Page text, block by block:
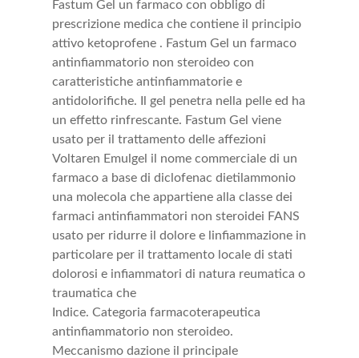
Fastum Gel un farmaco con obbligo di
prescrizione medica che contiene il principio
attivo ketoprofene . Fastum Gel un farmaco
antinfiammatorio non steroideo con
caratteristiche antinfiammatorie e
antidolorifiche. Il gel penetra nella pelle ed ha
un effetto rinfrescante. Fastum Gel viene
usato per il trattamento delle affezioni
Voltaren Emulgel il nome commerciale di un
farmaco a base di diclofenac dietilammonio
una molecola che appartiene alla classe dei
farmaci antinfiammatori non steroidei FANS
usato per ridurre il dolore e linfiammazione in
particolare per il trattamento locale di stati
dolorosi e infiammatori di natura reumatica o
traumatica che
Indice. Categoria farmacoterapeutica
antinfiammatorio non steroideo.
Meccanismo dazione il principale